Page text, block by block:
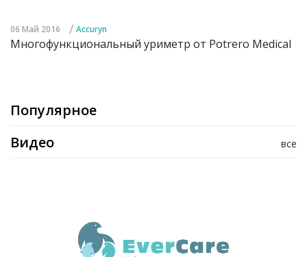
06 Май 2016 / Accuryn
Многофункциональный уриметр от Potrero Medical
Популярное
все
Видео